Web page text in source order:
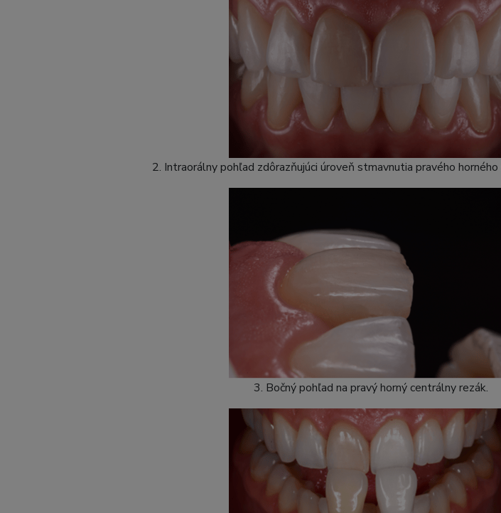
2. Intraorálny pohľad zdôrazňujúci úroveň stmavnutia pravého
3. Bočný pohľad na pravý horný centrálny rezák.